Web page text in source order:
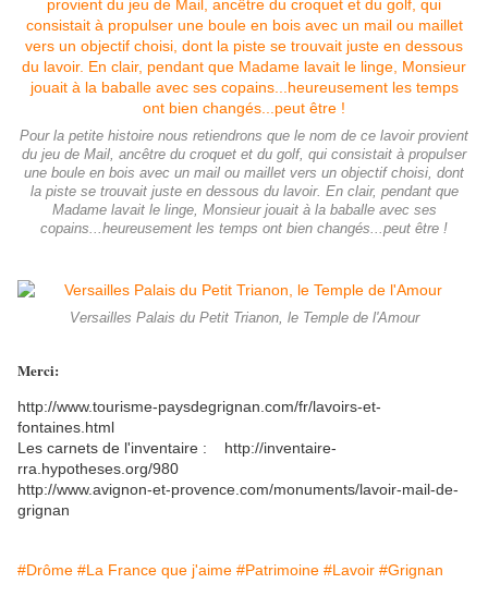
Pour la petite histoire nous retiendrons que le nom de ce lavoir provient
du jeu de Mail, ancêtre du croquet et du golf, qui consistait à propulser
une boule en bois avec un mail ou maillet vers un objectif choisi, dont
la piste se trouvait juste en dessous du lavoir. En clair, pendant que
Madame lavait le linge, Monsieur jouait à la baballe avec ses
copains...heureusement les temps ont bien changés...peut être !
Versailles Palais du Petit Trianon, le Temple de l'Amour
Merci:
http://www.tourisme-paysdegrignan.com/fr/lavoirs-et-
fontaines.html
Les carnets de l'inventaire : http://inventaire-
rra.hypotheses.org/980
http://www.avignon-et-provence.com/monuments/lavoir-mail-de-
grignan
#Drôme #La France que j'aime #Patrimoine #Lavoir #Grignan